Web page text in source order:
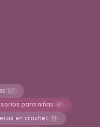
57
para niñas 61
en crochet 21